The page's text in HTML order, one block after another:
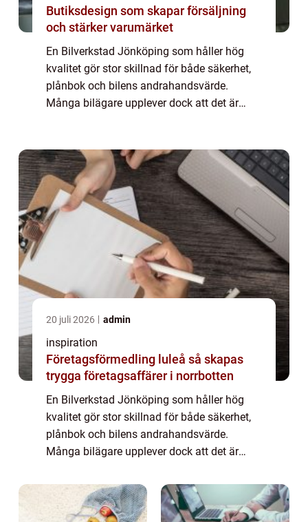
Butiksdesign som skapar försäljning
och stärker varumärket
En Bilverkstad Jönköping som håller hög
kvalitet gör stor skillnad för både säkerhet,
plånbok och bilens andrahandsvärde.
Många bilägare upplever dock att det är
20 juli 2026 admin
inspiration
Företagsförmedling luleå så skapas
trygga företagsaffärer i norrbotten
En Bilverkstad Jönköping som håller hög
kvalitet gör stor skillnad för både säkerhet,
plånbok och bilens andrahandsvärde.
Många bilägare upplever dock att det är
vad som egentligen ingår i en service och ...